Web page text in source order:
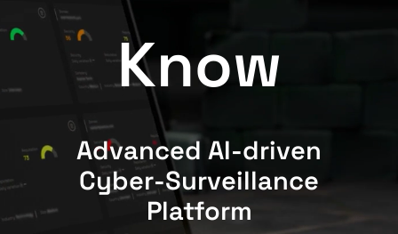
Know
Advanced AI-driven
Cyber-Surveillance
Platform